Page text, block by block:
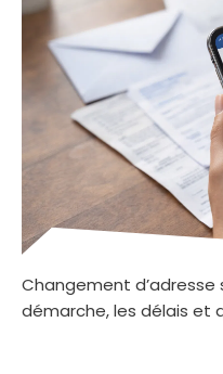
Changement d’adresse
démarche, les délais et